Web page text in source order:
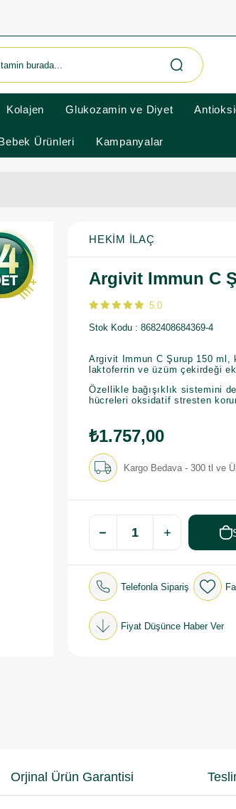
Kolajen Glukozamin ve Diyet
Ürünleri Kampanyalar
HEKIM İLAÇ
Argivit Immun C
5.0
Stok Kodu 8682408684369-4
Argivit Immun C Şurup 150
laktoferrin ve üzüm çekirdeği
Özellikle bağışıklık sistemini
hücreleri oksidatif stresten
₺1.757,00
Kargo Bedava - 300 tl ve
Telefonla Sipariş
Fiyat Düşünce Haber Ver
Orjinal Ürün Garantisi